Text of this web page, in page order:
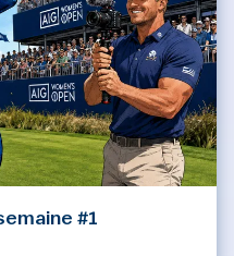
#1